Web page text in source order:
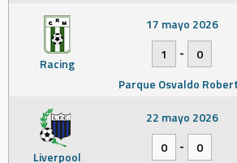
Racing
17 mayo 2026
1
-
0
Parque Osvaldo
Liverpool
22 mayo 2026
0
-
0